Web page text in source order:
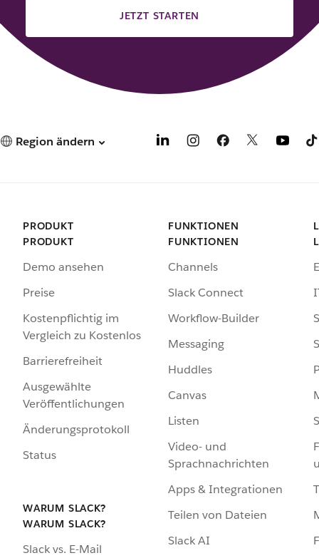
JETZT STARTEN
Region ändern
PRODUKT
PRODUKT
Demo ansehen
Preise
Kostenpflichtig im
Vergleich zu Kostenlos
Barrierefreiheit
Ausgewählte
Veröffentlichungen
Änderungsprotokoll
Status
WARUM SLACK?
WARUM SLACK?
Slack vs. E-Mail
FUNKTIONEN
FUNKTIONEN
Channels
Slack Connect
Workflow-Builder
Messaging
Huddles
Canvas
Listen
Video- und
Sprachnachrichten
Apps & Integrationen
Teilen von Dateien
Slack AI